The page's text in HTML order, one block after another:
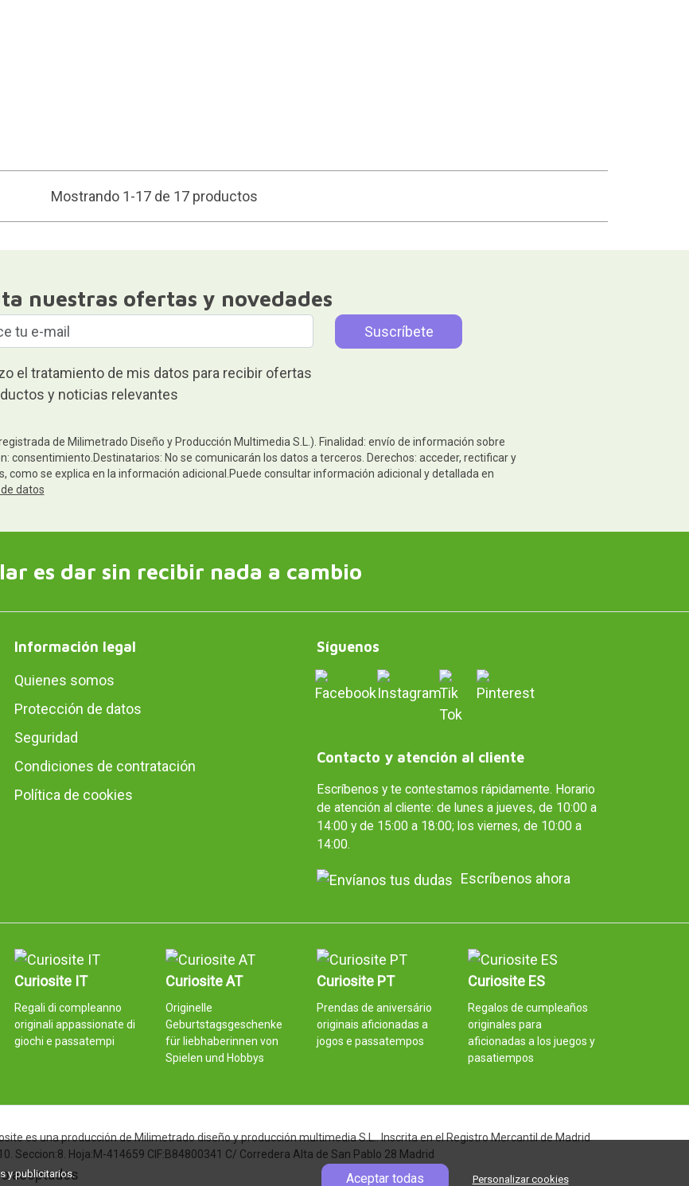
Mostrando 1-17 de 17 productos
nuestras ofertas y novedades
el tratamiento de mis datos para recibir ofertas
y noticias relevantes
de Milimetrado Diseño y Producción Multimedia S.L.). Finalidad: envío de información sobre
consentimiento.Destinatarios: No se comunicarán los datos a terceros. Derechos: acceder, rectificar y
como se explica en la información adicional.Puede consultar información adicional y detallada en
datos
es dar sin recibir nada a cambio
Información legal
Quienes somos
Protección de datos
Seguridad
Condiciones de contratación
Política de cookies
Síguenos
Contacto y atención al cliente
Escríbenos y te contestamos rápidamente. Horario
de atención al cliente: de lunes a jueves, de 10:00 a
14:00 y de 15:00 a 18:00; los viernes, de 10:00 a
14:00.
Escríbenos ahora
Curiosite IT
Regali di compleanno
originali appassionate di
giochi e passatempi
Curiosite AT
Originelle
Geburtstagsgeschenke
für liebhaberinnen von
Spielen und Hobbys
Curiosite PT
Prendas de aniversário
originais aficionadas a
jogos e passatempos
Curiosite ES
Regalos de cumpleaños
originales para
aficionadas a los juegos y
pasatiempos
es una producción de Milimetrado diseño y producción multimedia S.L.. Inscrita en el Registro Mercantil de Madrid
Seccion:8. Hoja:M-414659 CIF:B84800341 C/ Corredera Alta de San Pablo 28 Madrid
y publicitarios. Aceptar todas Personalizar cookies